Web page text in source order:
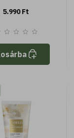
keverékével
5.990 Ft